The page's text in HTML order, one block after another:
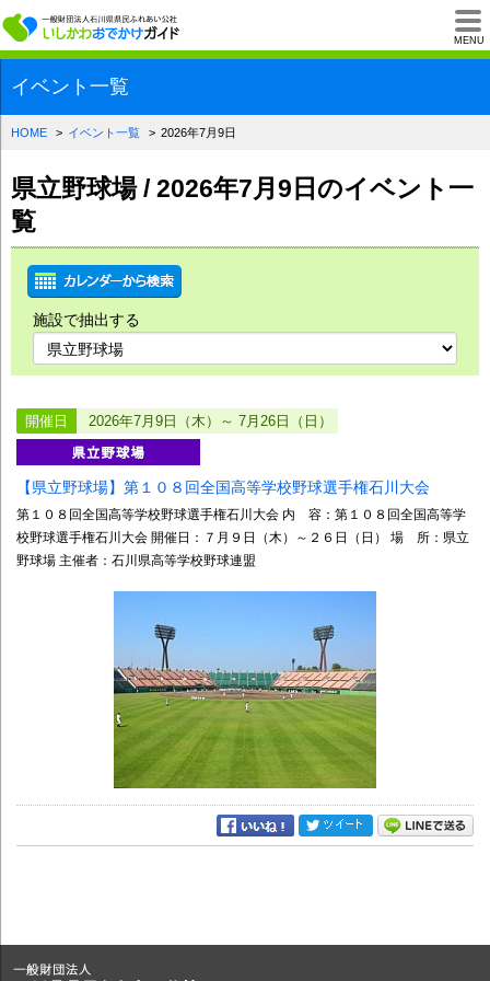
MENU
一般財団法人石川
イベント一覧
HOME イベント一覧 2026年7月9日
県立野球場 / 2026年7月9日のイベント一
覧
施設で抽出する
開催日 2026年7月9日（木）～ 7月26日（日）
【県立野球場】第１０８回全国高等学校野球選手権石川大会
第１０８回全国高等学校野球選手権石川大会 内 容：第１０８回全国高等学
校野球選手権石川大会 開催日：７月９日（木）～２６日（日） 場 所：県立
野球場 主催者：石川県高等学校野球連盟